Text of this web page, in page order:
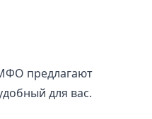
предлагают
для вас.